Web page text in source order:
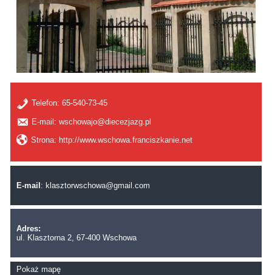
Telefon:65-540-73-45
E-mail: wschowajo@diecezjazg.pl
Strona: http://www.wschowa.franciszkanie.net
E-mail:klasztorwschowa@gmail.com
Adres:
ul. Klasztorna 2, 67-400 Wschowa
Pokaż mapę